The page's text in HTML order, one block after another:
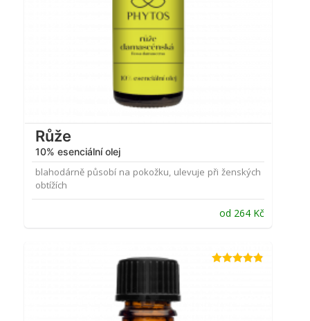
Růže
10% esenciální olej
blahodárně působí na pokožku, ulevuje při ženských
obtížích
od 264 Kč